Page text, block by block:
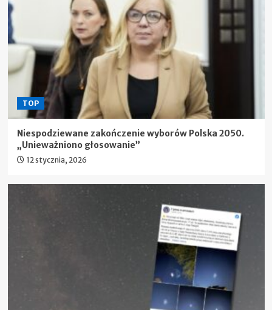
TOP
Niespodziewane zakończenie wyborów Polska 2050.
„Unieważniono głosowanie”
12 stycznia, 2026